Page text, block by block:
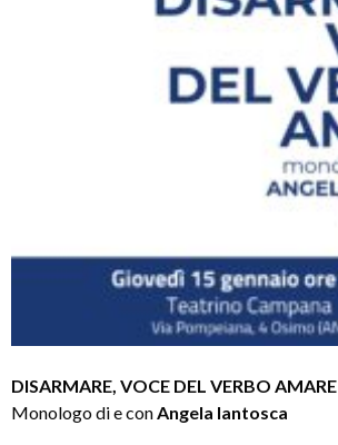
DISARMARE, VOCE DEL VERBO AMARE
Monologo di e conAngela Iantosca